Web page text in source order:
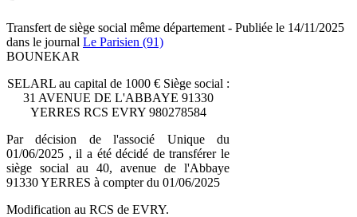
Transfert de siège social même département - Publiée le 14/11/2025
dans le journal Le Parisien (91)
BOUNEKAR
SELARL au capital de 1000 € Siège social :
31 AVENUE DE L'ABBAYE 91330
YERRES RCS EVRY 980278584
Par décision de l'associé Unique du
01/06/2025 , il a été décidé de transférer le
siège social au 40, avenue de l'Abbaye
91330 YERRES à compter du 01/06/2025
Modification au RCS de EVRY.